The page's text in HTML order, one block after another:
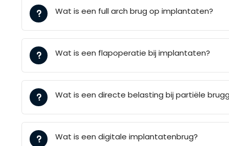
Wat is een full arch brug op implantaten?
Wat is een flapoperatie bij implantaten?
Wat is een directe belasting bij partiële
Wat is een digitale implantatenbrug?